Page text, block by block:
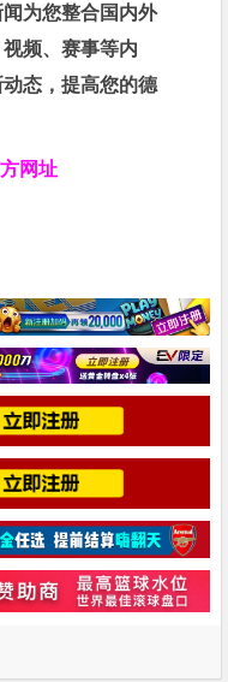
为您整合国内外
频、赛事等内
态，提高您的德
网址